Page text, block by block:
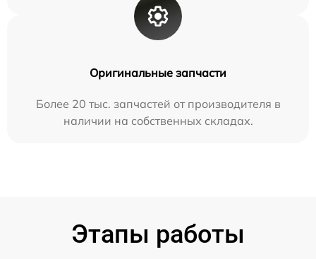
Оригинальные запчасти
Более 20 тыс. запчастей от производителя в
наличии на собственных складах.
Этапы работы